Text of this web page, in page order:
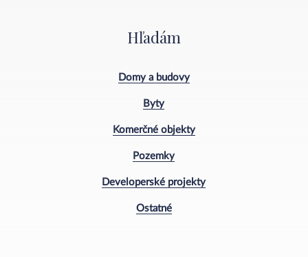
Hľadám
Domy a budovy
Byty
Komerčné objekty
Pozemky
Developerské projekty
Ostatné